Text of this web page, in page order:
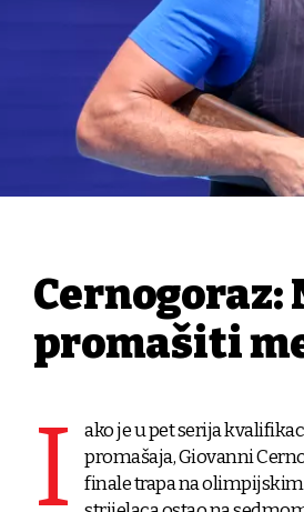
Cernogoraz:
promašiti
I
ako je u pet serija
promašaja, Giovanni
finale trapa na